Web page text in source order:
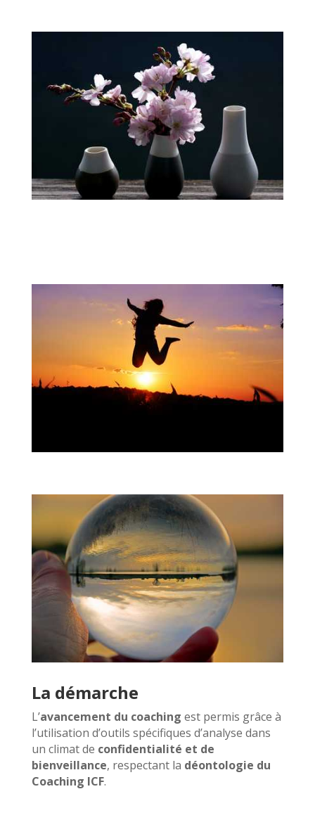
La démarche
L’avancement du coaching est permis grâce à
l’utilisation d’outils spécifiques d’analyse dans
un climat de confidentialité et de
bienveillance, respectant la déontologie du
Coaching ICF.